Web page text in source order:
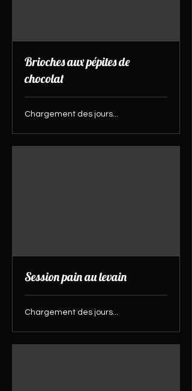
Brioches aux pépites de
chocolat
Chargement des jours...
Session pain au levain
Chargement des jours...